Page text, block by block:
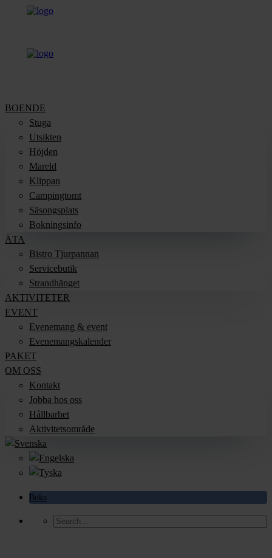
BOENDE
Stuga
Utsikten
Höjden
Mareld
Klippan
Campingtomt
Säsongsplats
Bokningsinfo
ÄTA
Bistro Tjurpannan
Servicebutik
Strandhänget
AKTIVITETER
EVENT
Evenemang & event
Evenemangskalender
PAKET
OM OSS
Kontakt
Jobba hos oss
Hållbarhet
Aktivitetsområde
Boka